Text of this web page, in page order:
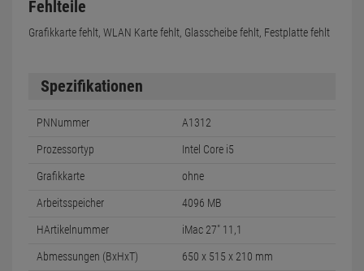
Fehlteile
Grafikkarte fehlt, WLAN Karte fehlt, Glasscheibe fehlt, Festplatte fehlt
Spezifikationen
PNNummer A1312
Prozessortyp Intel Core i5
Grafikkarte ohne
Arbeitsspeicher 4096 MB
HArtikelnummer iMac 27" 11,1
Abmessungen (BxHxT) 650 x 515 x 210 mm